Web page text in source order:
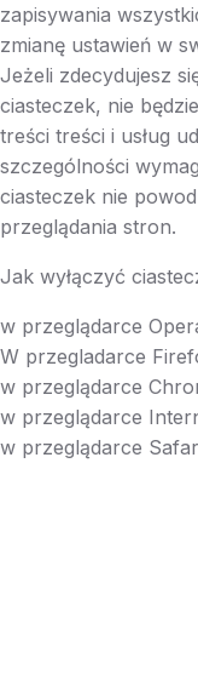
zapisywania
zmianę ustawień w
Jeżeli zdecydujesz
ciasteczek, nie
treści treści i usług
szczególności
ciasteczek nie
przeglądania stron.
Jak wyłączyć
w przeglądarce
W przegladarce
w przeglądarce
w przeglądarce
w przeglądarce